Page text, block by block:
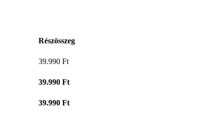
Részösszeg
39.990 Ft
39.990 Ft
39.990 Ft